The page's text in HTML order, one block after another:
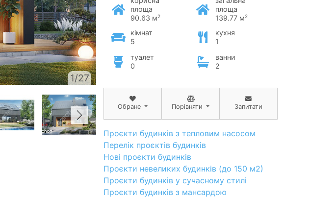
1/27
площа
90.63 м2
площа
139.77 м2
кімнат
5
кухня
1
туалет
0
ванни
2
Обране Порівняти Запитати
Проєкти будинків з тепловим насосом
Перелік проєктів будинків
Нові проєкти будинків
Проєкти невеликих будинків (до 150 м2)
Проєкти будинків у сучасному стилі
Проєкти будинків з мансардою